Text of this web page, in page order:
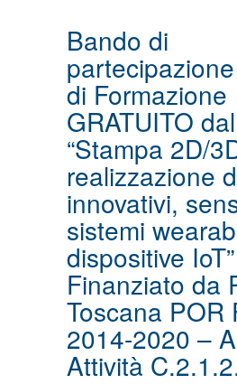
Bando di
di Formazione
GRATUITO
“Stampa 2D/
realizzazione
innovativi,
sistemi
dispositive IoT”
Finanziato da
Toscana POR
2014-2020 –
Attività